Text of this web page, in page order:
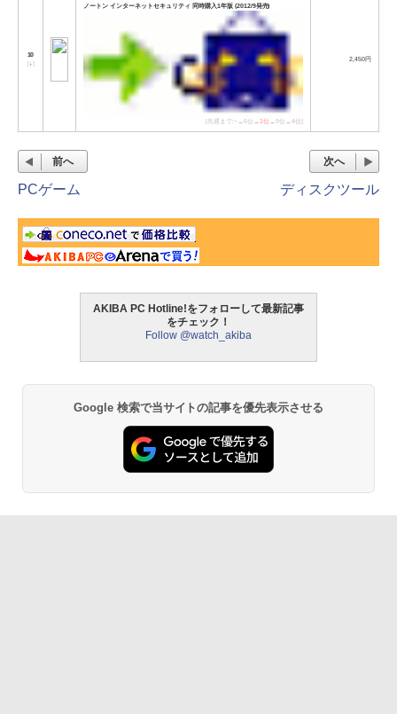
10
[↓]
ノートン インターネットセキュリティ 同時購入1年版 (2012/9発売)
[先週まで:−→6位→1位 →9位→4位]
2,450円
前へ
PCゲーム
次へ
ディスクツール
AKIBA PC Hotline!をフォローして最新記事
をチェック！
Follow @watch_akiba
Google 検索で当サイトの記事を優先表示させる